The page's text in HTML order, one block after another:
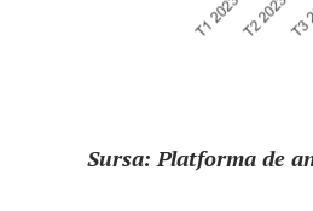
Sursa: Platforma de